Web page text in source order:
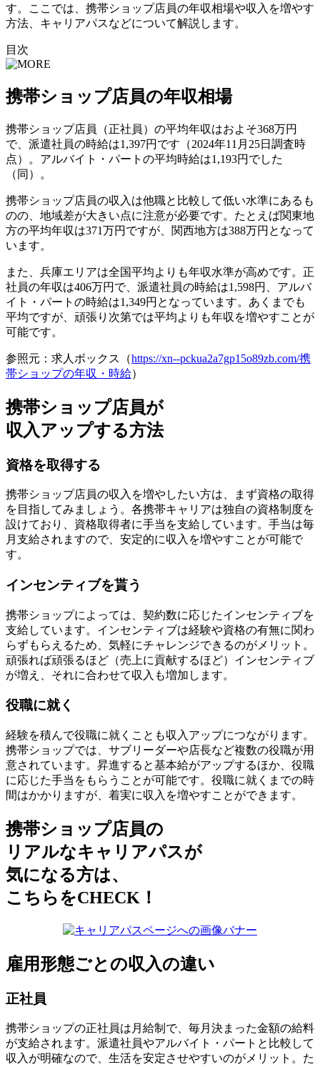
す。ここでは、携帯ショップ店員の年収相場や収入を増やす
方法、キャリアパスなどについて解説します。
目次
携帯ショップ店員の年収相場
携帯ショップ店員（正社員）の平均年収はおよそ368万円
で、派遣社員の時給は1,397円です （2024年11月25日調査時
点）。アルバイト・パートの平均時給は1,193円でした
（同）。
携帯ショップ店員の収入は他職と比較して低い水準にあるも
のの、 地域差が大きい点に注意が必要です。たとえば関東地
方の平均年収は371万円ですが、関西地方は388万円となって
います。
また、 兵庫エリアは全国平均よりも年収水準が高めです。正
社員の年収は406万円で、派遣社員の時給は1,598円、アルバ
イト・パートの時給は1,349円となっています。あくまでも
平均ですが、頑張り次第では平均よりも年収を増やすことが
可能です。
参照元：求人ボックス（https://xn--pckua2a7gp15o89zb.com/携
帯ショップの年収・時給）
携帯ショップ店員が
収入アップする方法
資格を取得する
携帯ショップ店員の収入を増やしたい方は、まず資格の取得
を目指してみましょう。各携帯キャリアは独自の資格制度を
設けており、 資格取得者に手当を支給しています。手当は毎
月支給されますので、安定的に収入を増やすことが可能で
す。
インセンティブを貰う
携帯ショップによっては、契約数に応じたインセンティブを
支給しています。 インセンティブは経験や資格の有無に関わ
らずもらえるため、気軽にチャレンジできるのがメリット。
頑張れば頑張るほど（売上に貢献するほど）インセンティブ
が増え、それに合わせて収入も増加します。
役職に就く
経験を積んで役職に就くことも収入アップにつながります。
携帯ショップでは、サブリーダーや店長など複数の役職が用
意されています。 昇進すると基本給がアップするほか、役職
に応じた手当をもらうことが可能です。役職に就くまでの時
間はかかりますが、 着実に収入を増やすことができます。
携帯ショップ店員の
リアルなキャリアパスが
気になる方は、
こちらをCHECK！
雇用形態ごとの収入の違い
正社員
携帯ショップの正社員は月給制で、毎月決まった金額の給料
が支給されます。派遣社員やアルバイト・パートと比較して
収入が明確なので、 生活を安定させやすいのがメリット 。た